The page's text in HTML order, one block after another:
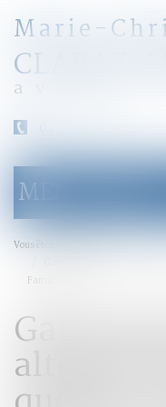
Marie-
CLARAZ-
avocat
le
menu
MENU
Vous êtes ici :
Familial
Garde
alternée